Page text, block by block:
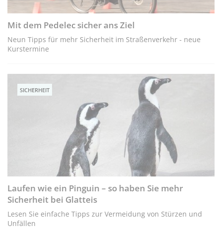
Mit dem Pedelec sicher ans Ziel
Neun Tipps für mehr Sicherheit im Straßenverkehr - neue
Kurstermine
SICHERHEIT
Laufen wie ein Pinguin – so haben Sie mehr
Sicherheit bei Glatteis
Lesen Sie einfache Tipps zur Vermeidung von Stürzen und
Unfällen